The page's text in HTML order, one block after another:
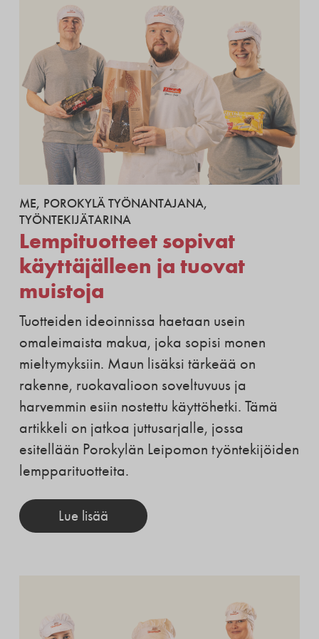
ME, POROKYLÄ TYÖNANTAJANA,
TYÖNTEKIJÄTARINA
Lempituotteet sopivat
käyttäjälleen ja tuovat
muistoja
Tuotteiden ideoinnissa haetaan usein
omaleimaista makua, joka sopisi monen
mieltymyksiin. Maun lisäksi tärkeää on
rakenne, ruokavalioon soveltuvuus ja
harvemmin esiin nostettu käyttöhetki. Tämä
artikkeli on jatkoa juttusarjalle, jossa
esitellään Porokylän Leipomon työntekijöiden
lempparituotteita.
Lue lisää